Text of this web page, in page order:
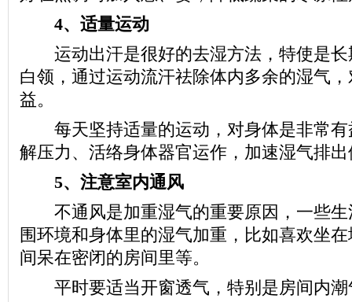
4、适量运动
运动出汗是很好的去湿方法，特使是长
白领，通过运动流汗祛除体内多余的湿气
益。
每天坚持适量的运动，对身体是非常有
解压力、活络身体器官运作，加速湿气排
5、注意室内通风
不通风是加重湿气的重要原因，一些生
围环境和身体里的湿气加重，比如喜欢坐
间呆在密闭的房间里等。
平时要适当开窗透气，特别是房间内潮